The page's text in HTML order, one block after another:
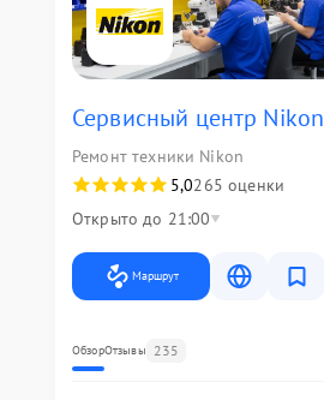
Сервисный центр Nikon
Ремонт техники Nikon
5,0265 оценки
Открыто до 21:00
Маршрут
ОбзорОтзывы 235